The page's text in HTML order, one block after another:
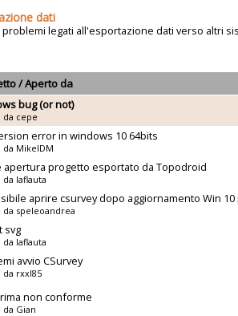
dati
problemi legati all'esportazione dati verso altri
/Aperto da
bug (or not)
da cepe
error in windows 10 64bits
da MikelDM
apertura progetto esportato da Topodroid
da laflauta
aprire csurvey dopo aggiornamento Win 10
da speleoandrea
svg
da laflauta
avvio CSurvey
da rxxl85
non conforme
da Gian